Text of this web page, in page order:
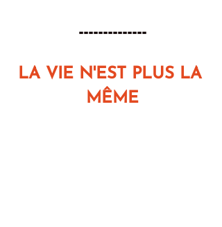
--------------
LA VIE N'EST PLUS LA
MÊME